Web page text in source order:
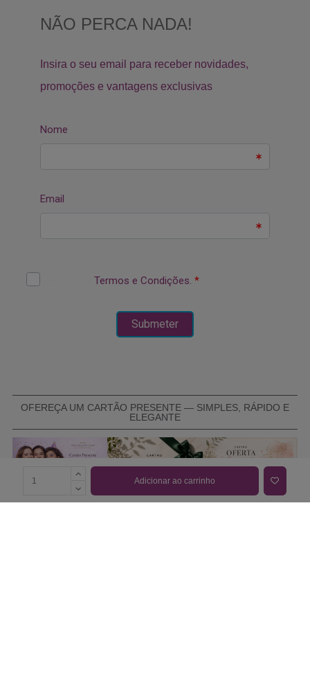
Adicionar ao carrinho
OFEREÇA UM CARTÃO PRESENTE — SIMPLES, RÁPIDO E
ELEGANTE